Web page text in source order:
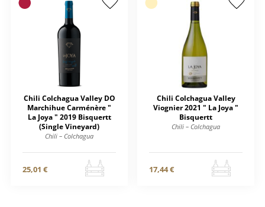
Chili Colchagua Valley DO
Marchihue Carménère "
La Joya " 2019 Bisquertt
(Single Vineyard)
Chili – Colchagua
25,01 €
Chili Colchagua Valley
Viognier 2021 " La Joya "
Bisquertt
Chili – Colchagua
17,44 €